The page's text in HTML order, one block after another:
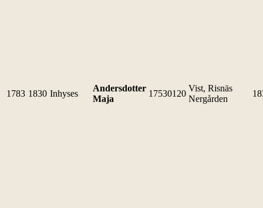
1783 1830 Inhyses
Andersdotter
Maja
17530120
Vist, Risnäs
Nergården